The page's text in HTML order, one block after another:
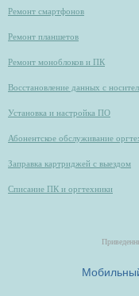
Ремонт смартфонов
Ремонт планшетов
Ремонт моноблоков и ПК
Восстановление данных с
Установка и настройка ПО
Абонентское обслуживание
Заправка картриджей с выездом
Списание ПК и оргтехники